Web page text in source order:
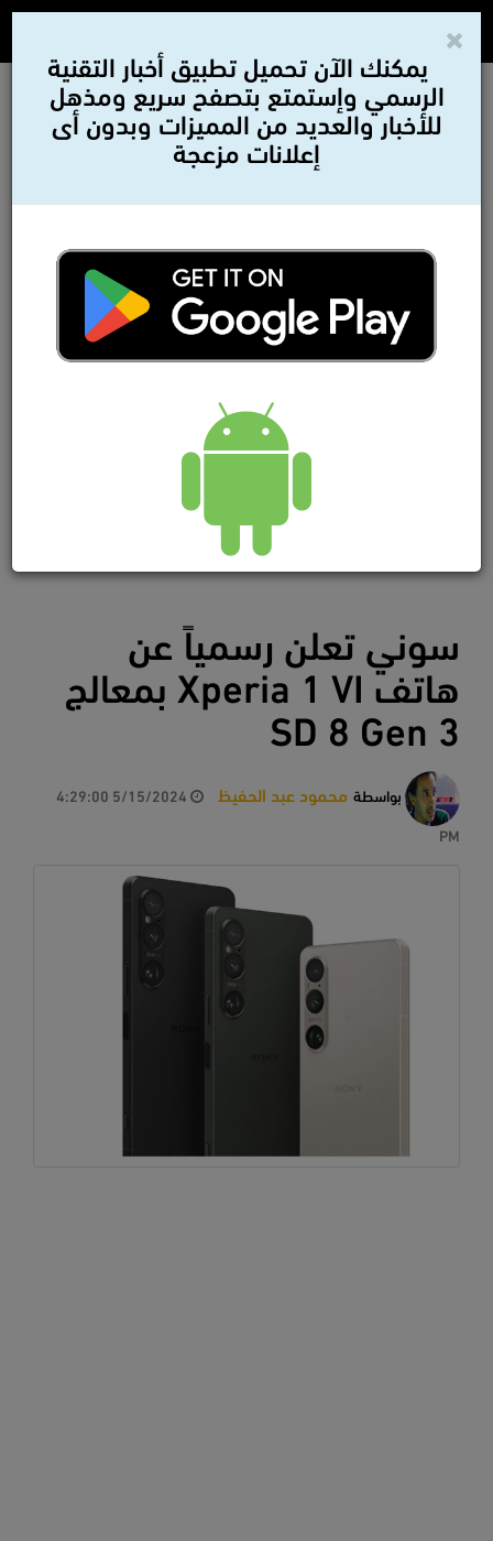
سوني تعلن رسمياً عن
هاتف Xperia 1 VI بمعالج
SD 8 Gen 3
بواسطة محمود عبد الحفيظ
5/15/2024 4:29:00
PM
يمكنك الآن تحميل تطبيق أخبار التقنية
الرسمي وإستمتع بتصفح سريع ومذهل
للأخبار والعديد من المميزات وبدون أى
إعلانات مزعجة